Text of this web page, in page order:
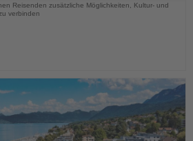
Reisenden zusätzliche Möglichkeiten, Kultur- und
verbinden